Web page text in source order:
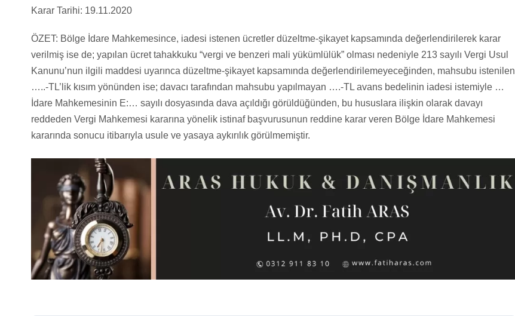
Karar Tarihi: 19.11.2020
ÖZET: Bölge İdare Mahkemesince, iadesi istenen ücretler düzeltme-şikayet kapsamında değerlendirilerek karar
verilmiş ise de; yapılan ücret tahakkuku “vergi ve benzeri mali yükümlülük” olması nedeniyle 213 sayılı Vergi Usul
Kanunu’nun ilgili maddesi uyarınca düzeltme-şikayet kapsamında değerlendirilemeyeceğinden, mahsubu istenilen
…..-TL’lik kısım yönünden ise; davacı tarafından mahsubu yapılmayan ….-TL avans bedelinin iadesi istemiyle …
İdare Mahkemesinin E:… sayılı dosyasında dava açıldığı görüldüğünden, bu hususlara ilişkin olarak davayı
reddeden Vergi Mahkemesi kararına yönelik istinaf başvurusunun reddine karar veren Bölge İdare Mahkemesi
kararında sonucu itibarıyla usule ve yasaya aykırılık görülmemiştir.